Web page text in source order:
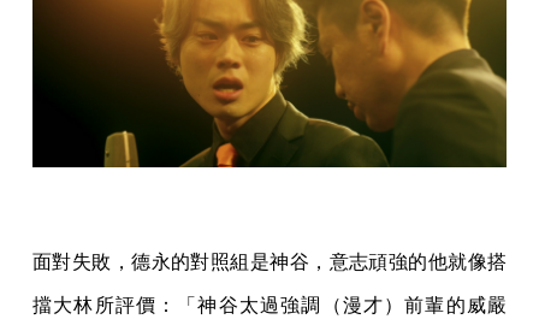
面對失敗，德永的對照組是神谷，意志頑強的他就像搭
擋大林所評價：「神谷太過強調（漫才）前輩的威嚴